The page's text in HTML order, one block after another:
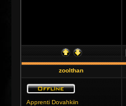
zoolthan
Apprenti Dovahkiin